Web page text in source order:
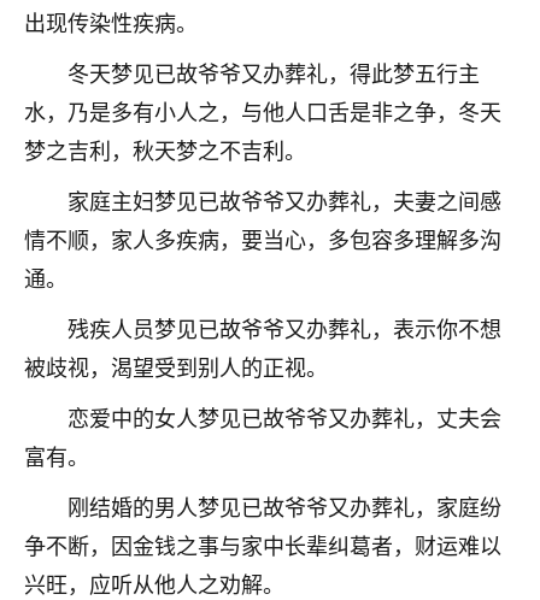
出现传染性疾病。
冬天梦见已故爷爷又办葬礼，得此梦五行主
水，乃是多有小人之，与他人口舌是非之争，冬天
梦之吉利，秋天梦之不吉利。
家庭主妇梦见已故爷爷又办葬礼，夫妻之间感
情不顺，家人多疾病，要当心，多包容多理解多沟
通。
残疾人员梦见已故爷爷又办葬礼，表示你不想
被歧视，渴望受到别人的正视。
恋爱中的女人梦见已故爷爷又办葬礼，丈夫会
富有。
刚结婚的男人梦见已故爷爷又办葬礼，家庭纷
争不断，因金钱之事与家中长辈纠葛者，财运难以
兴旺，应听从他人之劝解。